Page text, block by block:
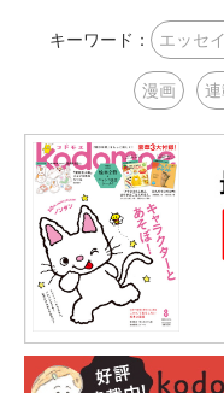
キーワード： エッセ
漫画